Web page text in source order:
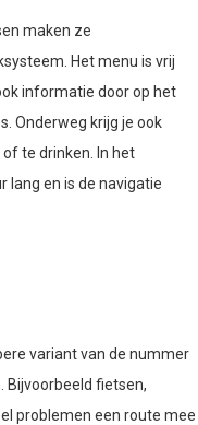
maken ze
Het menu is vrij
informatie door op het
Onderweg krijg je ook
te drinken. In het
lang en is de navigatie
variant van de nummer
Bijvoorbeeld fietsen,
problemen een route mee